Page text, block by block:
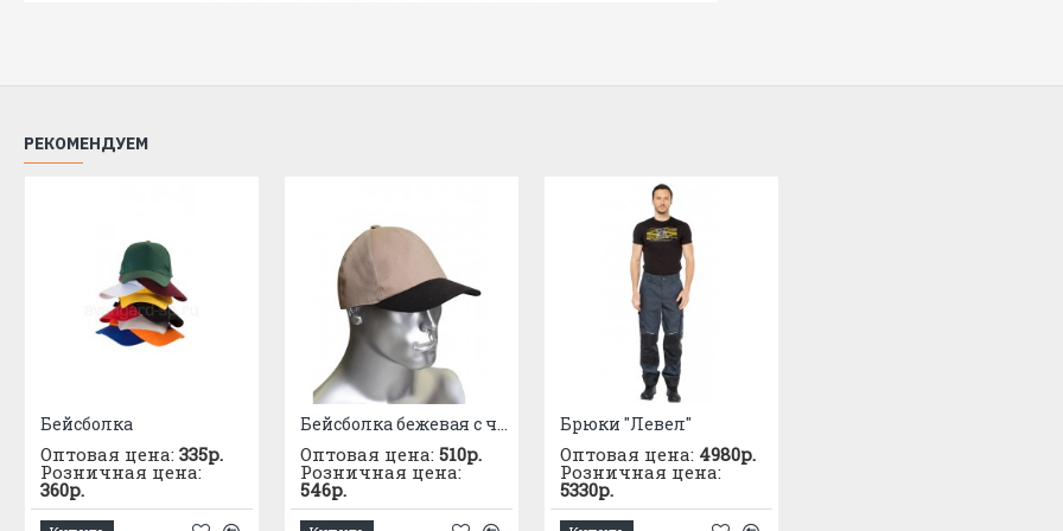
РЕКОМЕНДУЕМ
Бейсболка
Оптовая цена: 335р.
Розничная цена:
360р.
Бейсболка бежевая с черным козырьком (тк.PANACOTTA)
Оптовая цена: 510р.
Розничная цена:
546р.
Брюки "Левел"
Оптовая цена: 4980р.
Розничная цена:
5330р.